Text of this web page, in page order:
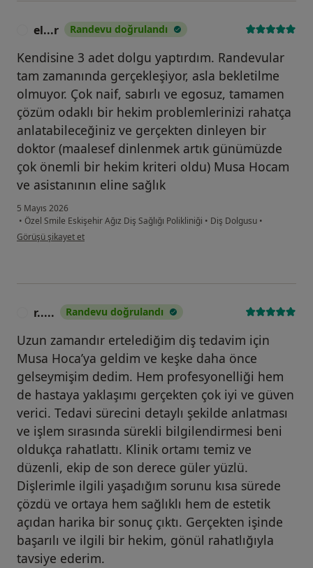
el...r Randevu doğrulandı
Kendisine 3 adet dolgu yaptırdım. Randevular
tam zamanında gerçekleşiyor, asla bekletilme
olmuyor. Çok naif, sabırlı ve egosuz, tamamen
çözüm odaklı bir hekim problemlerinizi rahatça
anlatabileceğiniz ve gerçekten dinleyen bir
doktor (maalesef dinlenmek artık günümüzde
çok önemli bir hekim kriteri oldu) Musa Hocam
ve asistanının eline sağlık
5 Mayıs 2026
• Özel Smile Eskişehir Ağız Diş Sağlığı Polikliniği • Diş Dolgusu •
kullanıcının görüşüne göre el...r
Görüşü şikayet et
r..... Randevu doğrulandı
Uzun zamandır ertelediğim diş tedavim için
Musa Hoca’ya geldim ve keşke daha önce
gelseymişim dedim. Hem profesyonelliği hem
de hastaya yaklaşımı gerçekten çok iyi ve güven
verici. Tedavi sürecini detaylı şekilde anlatması
ve işlem sırasında sürekli bilgilendirmesi beni
oldukça rahatlattı. Klinik ortamı temiz ve
düzenli, ekip de son derece güler yüzlü.
Dişlerimle ilgili yaşadığım sorunu kısa sürede
çözdü ve ortaya hem sağlıklı hem de estetik
açıdan harika bir sonuç çıktı. Gerçekten işinde
başarılı ve ilgili bir hekim, gönül rahatlığıyla
tavsiye ederim.